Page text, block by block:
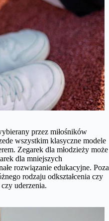
przez miłośników
wszystkim klasyczne modele
Zegarek dla młodzieży może
dla mniejszych
rozwiązanie edukacyjne. Poza
rodzaju odkształcenia czy
uderzenia.